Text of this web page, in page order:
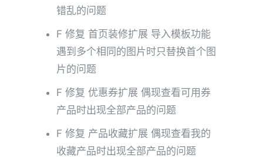
错乱的问题
F 修复 首页装修扩展 导入模板功能
遇到多个相同的图片时只替换首个图
片的问题
F 修复 优惠券扩展 偶现查看可用券
产品时出现全部产品的问题
F 修复 产品收藏扩展 偶现查看我的
收藏产品时出现全部产品的问题